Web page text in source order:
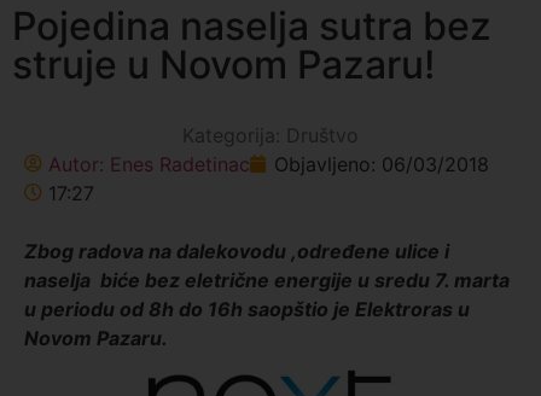
Pojedina naselja sutra bez
struje u Novom Pazaru!
Kategorija: Društvo
Autor: Enes Radetinac Objavljeno: 06/03/2018
17:27
Zbog radova na dalekovodu ,određene ulice i
naselja biće bez eletrične energije u sredu 7. marta
u periodu od 8h do 16h saopštio je Elektroras u
Novom Pazaru.